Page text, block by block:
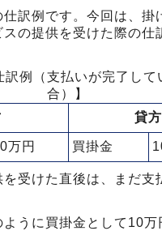
仕訳例です。今回は、掛
の提供を受けた際の仕
訳例（支払いが完了して
合）】
貸方
万円 買掛金
受けた直後は、まだ支
ように買掛金として10万